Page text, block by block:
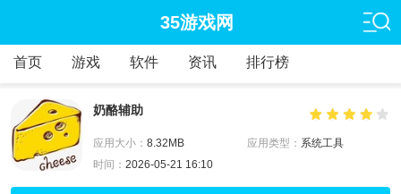
35游戏网
首页 游戏 软件 资讯 排行榜
奶酪辅助
应用大小： 8.32MB 应用类型： 系统工具
时间： 2026-05-21 16:10